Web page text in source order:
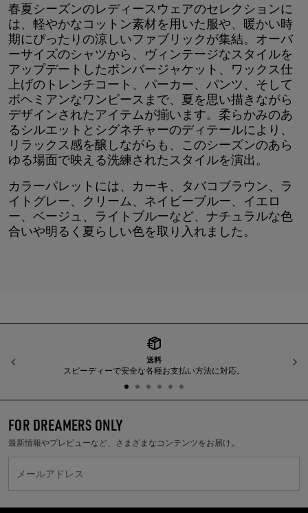
春夏シーズンのレディースウェアのセレクションに
は、軽やかなコットン素材を用いた服や、暖かい時
期にぴったりの涼しいファブリックが集結。オーバ
ーサイズのシャツから、ヴィンテージなスタイルを
アップデートしたボンバージャケット、ワックス仕
上げのトレンチコート、パーカー、パンツ、そして
ボヘミアンなワンピースまで、夏を思い描きながら
デザインされたアイテムが揃います。柔らかみのあ
るシルエットとシグネチャーのディテールにより、
リラックス感を醸しながらも、このシーズンのあら
ゆる場面で映える洗練されたスタイルを演出。
カラーパレットには、カーキ、タバコブラウン、ラ
イトグレー、クリーム、ネイビーブルー、イエロ
ー、ベージュ、ライトブルーなど、ナチュラルな色
合いや明るく夏らしい色を取り入れました。
送料
スピーディーで安全な各種お支払い方法に対応。
前へ
FOR DREAMERS ONLY
最新情報やプレビューなど、さまざまなコンテンツをお届け。
メールアドレス